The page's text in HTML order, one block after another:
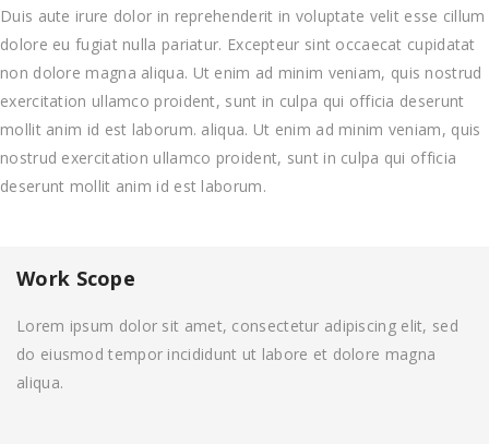
Duis aute irure dolor in reprehenderit in voluptate velit esse cillum
dolore eu fugiat nulla pariatur. Excepteur sint occaecat cupidatat
non dolore magna aliqua. Ut enim ad minim veniam, quis nostrud
exercitation ullamco proident, sunt in culpa qui officia deserunt
mollit anim id est laborum. aliqua. Ut enim ad minim veniam, quis
nostrud exercitation ullamco proident, sunt in culpa qui officia
deserunt mollit anim id est laborum.
Work Scope
Lorem ipsum dolor sit amet, consectetur adipiscing elit, sed
do eiusmod tempor incididunt ut labore et dolore magna
aliqua.